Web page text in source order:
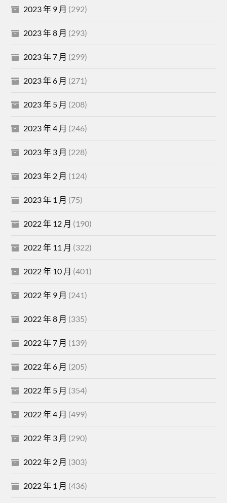
2023 年 9 月 (292)
2023 年 8 月 (293)
2023 年 7 月 (299)
2023 年 6 月 (271)
2023 年 5 月 (208)
2023 年 4 月 (246)
2023 年 3 月 (228)
2023 年 2 月 (124)
2023 年 1 月 (75)
2022 年 12 月 (190)
2022 年 11 月 (322)
2022 年 10 月 (401)
2022 年 9 月 (241)
2022 年 8 月 (335)
2022 年 7 月 (139)
2022 年 6 月 (205)
2022 年 5 月 (354)
2022 年 4 月 (499)
2022 年 3 月 (290)
2022 年 2 月 (303)
2022 年 1 月 (436)